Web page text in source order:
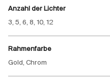
Anzahl der Lichter
3, 5, 6, 8, 10, 12
Rahmenfarbe
Gold, Chrom